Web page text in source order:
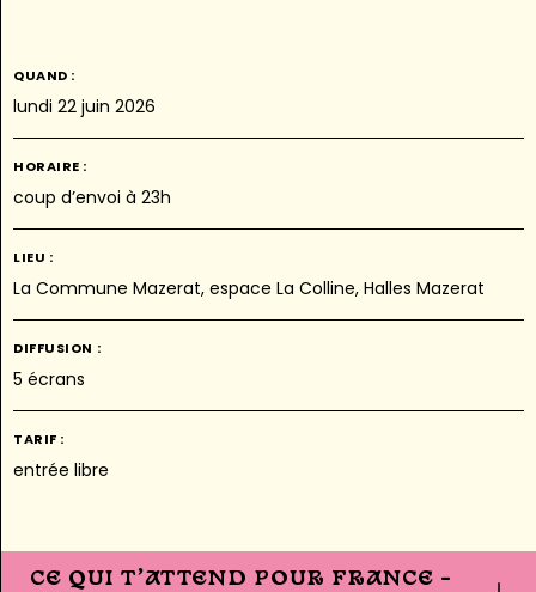
QUAND :
lundi 22 juin 2026
HORAIRE :
coup d’envoi à 23h
LIEU :
La Commune Mazerat, espace La Colline, Halles Mazerat
DIFFUSION :
5 écrans
TARIF :
entrée libre
CE QUI T’ATTEND POUR FRANCE –